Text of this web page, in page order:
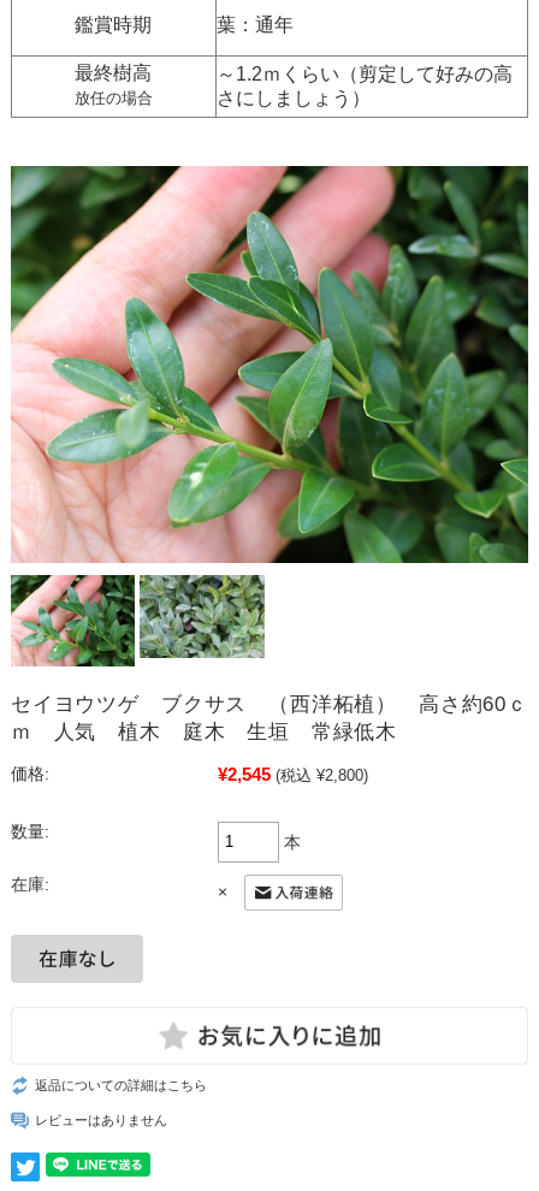
鑑賞時期 葉：通年
最終樹高
放任の場合
～1.2ｍくらい（剪定して好みの高
さにしましょう）
セイヨウツゲ ブクサス （西洋柘植） 高さ約60ｃ
ｍ 人気 植木 庭木 生垣 常緑低木
価格: ¥2,545 (税込 ¥2,800)
数量:
本
在庫: ×
返品についての詳細はこちら
レビューはありません